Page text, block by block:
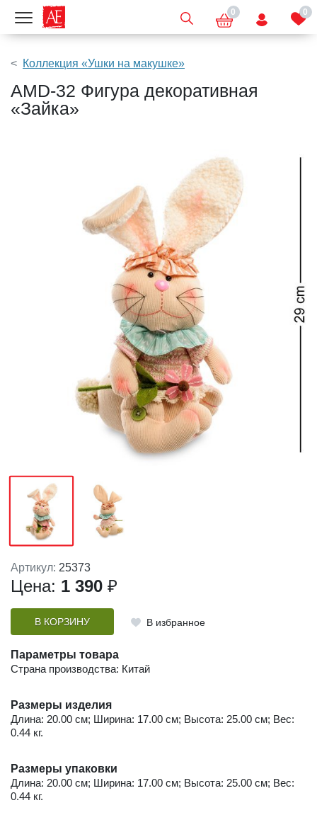
Показать меню 0 0
Коллекция «Ушки на макушке»
AMD-32 Фигура декоративная
«Зайка»
Артикул: 25373
Цена: 1 390 ₽
В КОРЗИНУ В избранное
Параметры товара
Страна производства: Китай
Размеры изделия
Длина: 20.00 см; Ширина: 17.00 см; Высота: 25.00 см; Вес:
0.44 кг.
Размеры упаковки
Длина: 20.00 см; Ширина: 17.00 см; Высота: 25.00 см; Вес:
0.44 кг.